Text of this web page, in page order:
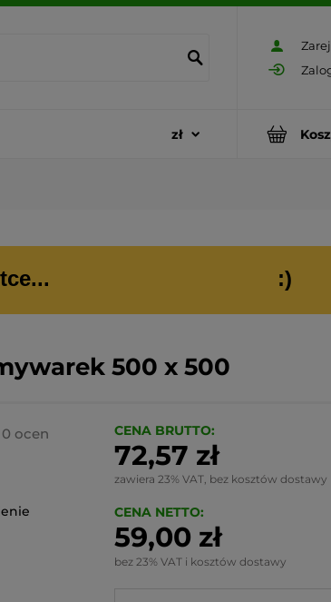
:)
500 x 500
0 ocen CENA BRUTTO:
72,57 zł
zawiera 23% VAT, bez kosztów dostawy
CENA NETTO:
59,00 zł
bez 23% VAT i kosztów dostawy